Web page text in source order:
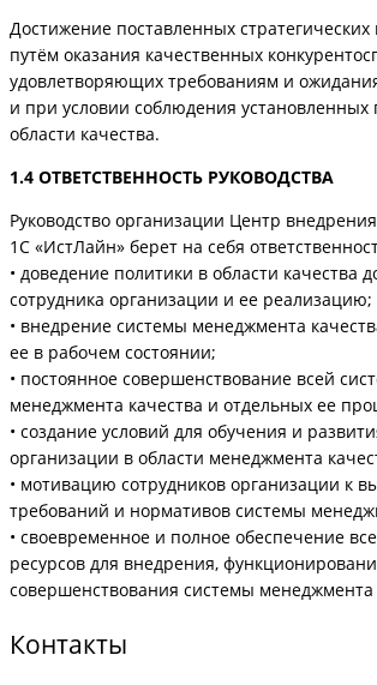
Достижение поставленных
путём оказания качественных
удовлетворяющих требованиям и
и при условии соблюдения установленных
области качества.
1.4 ОТВЕТСТВЕННОСТЬ РУКОВОДСТВА
Руководство организации Центр
1С «ИстЛайн» берет на себя
• доведение политики в области качества
сотрудника организации и ее реализацию;
• внедрение системы менеджмента
ее в рабочем состоянии;
• постоянное совершенствование всей
менеджмента качества и отдельных ее
• создание условий для обучения и
организации в области менеджмента
• мотивацию сотрудников организации к
требований и нормативов системы
• своевременное и полное обеспечение
ресурсов для внедрения,
совершенствования системы менеджмента
Контакты